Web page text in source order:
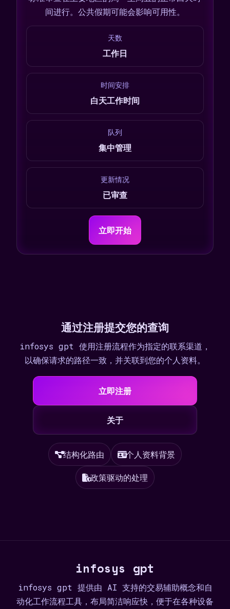
间进行。公共假期可能会影响可用性。
天数
工作日
时间安排
白天工作时间
队列
集中管理
更新情况
已审查
立即开始
通过注册提交您的查询
infosys gpt 使用注册流程作为指定的联系渠道，
以确保请求的路径一致，并关联到您的个人资料。
立即注册
关于
结构化路由 个人资料背景
政策驱动的处理
infosys gpt
infosys gpt 提供由 AI 支持的交易辅助概念和自
动化工作流程工具，布局简洁响应快，便于在各种设备